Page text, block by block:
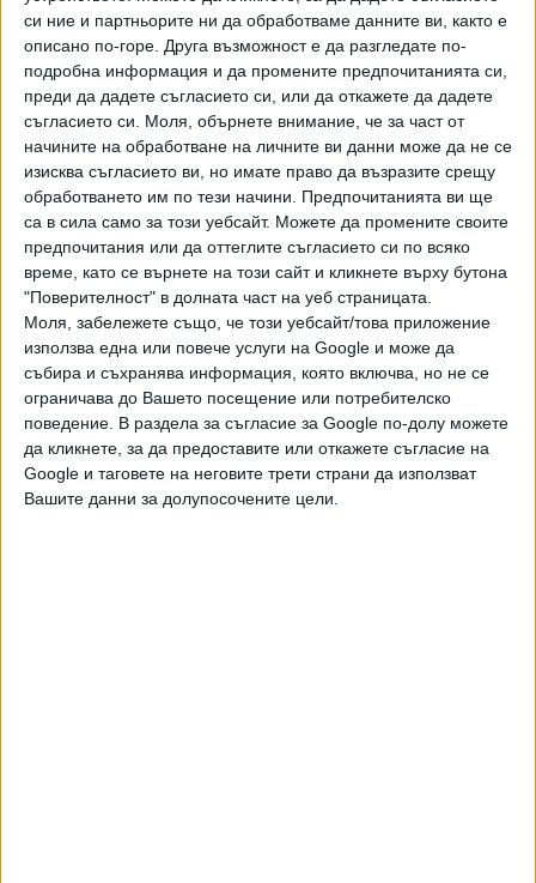
си ние и партньорите ни да обработваме данните ви, както е
описано по-горе. Друга възможност е да разгледате по-
подробна информация и да промените предпочитанията си,
преди да дадете съгласието си, или да откажете да дадете
съгласието си.
Моля, обърнете внимание, че за част от
начините на обработване на личните ви данни може да не се
изисква съгласието ви, но имате право да възразите срещу
обработването им по тези начини. Предпочитанията ви ще
са в сила само за този уебсайт. Можете да промените своите
предпочитания или да оттеглите съгласието си по всяко
време, като се върнете на този сайт и кликнете върху бутона
"Поверителност" в долната част на уеб страницата.
Моля, забележете също, че този уебсайт/това приложение
използва една или повече услуги на Google и може да
събира и съхранява информация, която включва, но не се
ограничава до Вашето посещение или потребителско
поведение. В раздела за съгласие за Google по-долу можете
да кликнете, за да предоставите или откажете съгласие на
Google и таговете на неговите трети страни да използват
Вашите данни за долупосочените цели.
ПОСЛЕ Разгледай всички
Хавайската Богородица заплака с фентанилови сълзи
Видео Разгледай всички